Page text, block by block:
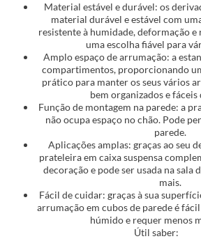
Material estável e durável: os
material durável e estável com
resistente à humidade, deformação
uma escolha fiável para
Amplo espaço de arrumação: a
compartimentos, proporcionando
prático para manter os seus vários
bem organizados e fáceis
Função de montagem na parede: a
não ocupa espaço no chão. Pode
parede.
Aplicações amplas: graças ao seu
prateleira em caixa suspensa
decoração e pode ser usada na sala
mais.
Fácil de cuidar: graças à sua
arrumação em cubos de parede é
húmido e requer menos
Útil saber: